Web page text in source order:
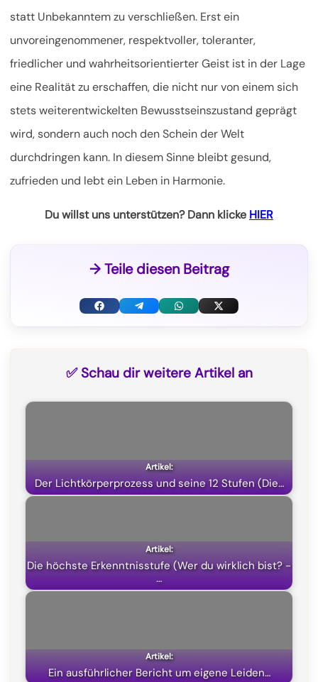
statt Unbekanntem zu verschließen. Erst ein
unvoreingenommener, respektvoller, toleranter,
friedlicher und wahrheitsorientierter Geist ist in der Lage
eine Realität zu erschaffen, die nicht nur von einem sich
stets weiterentwickelten Bewusstseinszustand geprägt
wird, sondern auch noch den Schein der Welt
durchdringen kann. In diesem Sinne bleibt gesund,
zufrieden und lebt ein Leben in Harmonie.
Du willst uns unterstützen? Dann klicke HIER
→ Teile diesen Beitrag
F
o
k
T
a
m
W
p
p
X
T
t
e
✅ Schau dir weitere Artikel an
Der Lichtkörperprozess und seine 12 Stufen (Die…
Die höchste Erkenntnisstufe (Wer du wirklich bist? -
…
Ein ausführlicher Bericht um eigene Leiden…